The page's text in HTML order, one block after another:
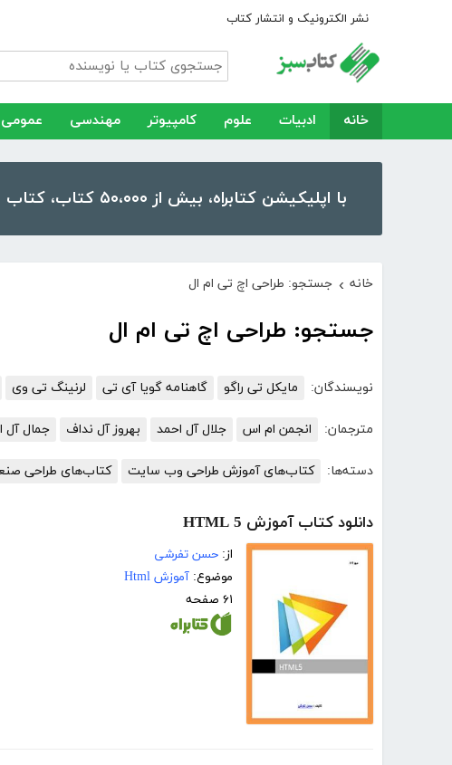
نشر الکترونیک و انتشار کتاب
خانه ادبیات علوم کامپیوتر مهندسی عمومی
با اپلیکیشن کتابراه، بیش از ۵۰،۰۰۰ کتاب، کتاب صوتی و رمان را در موبایل و تبلت خود داشته باشید!
خانه › جستجو: طراحی اچ تی ام ال
جستجو: طراحی اچ تی ام ال
نویسندگان: مایکل تی راگو گاهنامه گویا آی تی لرنینگ تی وی
مترجمان: انجمن ام اس جلال آل احمد بهروز آل نداف جمال آل
دسته‌ها: کتاب‌های آموزش طراحی وب سایت کتاب‌های طراحی
دانلود کتاب آموزش HTML 5
از: حسن تفرشی
موضوع: آموزش Html
۶۱ صفحه